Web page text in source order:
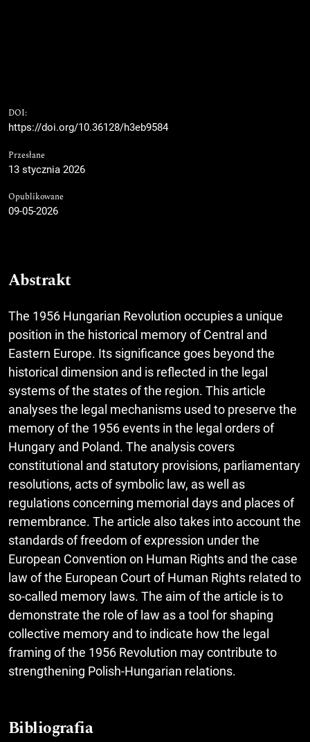
DOI:
https://doi.org/10.36128/h3eb9584
Przesłane
13 stycznia 2026
Opublikowane
09-05-2026
Abstrakt
The 1956 Hungarian Revolution occupies a unique
position in the historical memory of Central and
Eastern Europe. Its significance goes beyond the
historical dimension and is reflected in the legal
systems of the states of the region. This article
analyses the legal mechanisms used to preserve the
memory of the 1956 events in the legal orders of
Hungary and Poland. The analysis covers
constitutional and statutory provisions, parliamentary
resolutions, acts of symbolic law, as well as
regulations concerning memorial days and places of
remembrance. The article also takes into account the
standards of freedom of expression under the
European Convention on Human Rights and the case
law of the European Court of Human Rights related to
so-called memory laws. The aim of the article is to
demonstrate the role of law as a tool for shaping
collective memory and to indicate how the legal
framing of the 1956 Revolution may contribute to
strengthening Polish-Hungarian relations.
Bibliografia